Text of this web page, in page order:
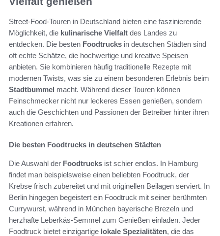
Street-Food-Touren in Deutschland bieten eine faszinierende
Möglichkeit, die kulinarische Vielfalt des Landes zu
entdecken. Die besten Foodtrucks in deutschen Städten sind
oft echte Schätze, die hochwertige und kreative Speisen
anbieten. Sie kombinieren häufig traditionelle Rezepte mit
modernen Twists, was sie zu einem besonderen Erlebnis beim
Stadtbummel macht. Während dieser Touren können
Feinschmecker nicht nur leckeres Essen genießen, sondern
auch die Geschichten und Passionen der Betreiber hinter ihren
Kreationen erfahren.
Die besten Foodtrucks in deutschen Städten
Die Auswahl der Foodtrucks ist schier endlos. In Hamburg
findet man beispielsweise einen beliebten Foodtruck, der
Krebse frisch zubereitet und mit originellen Beilagen serviert. In
Berlin hingegen begeistert ein Foodtruck mit seiner berühmten
Currywurst, während in München bayerische Brezeln und
herzhafte Leberkäs-Semmel zum Genießen einladen. Jeder
Foodtruck bietet einzigartige lokale Spezialitäten, die das